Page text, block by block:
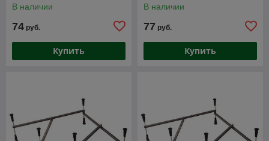
В наличии
74 руб.
Купить
В наличии
77 руб.
Купить